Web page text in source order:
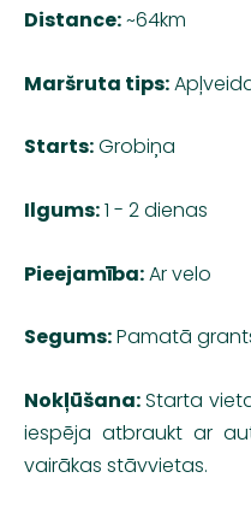
Distance:~64km
Maršruta tips:
Starts:Grobiņa
Ilgums:1 - 2 dienas
Pieejamība:Ar velo
Segums:Pamatā
Nokļūšana:Starta
iespēja atbraukt ar
vairākas stāvvietas.